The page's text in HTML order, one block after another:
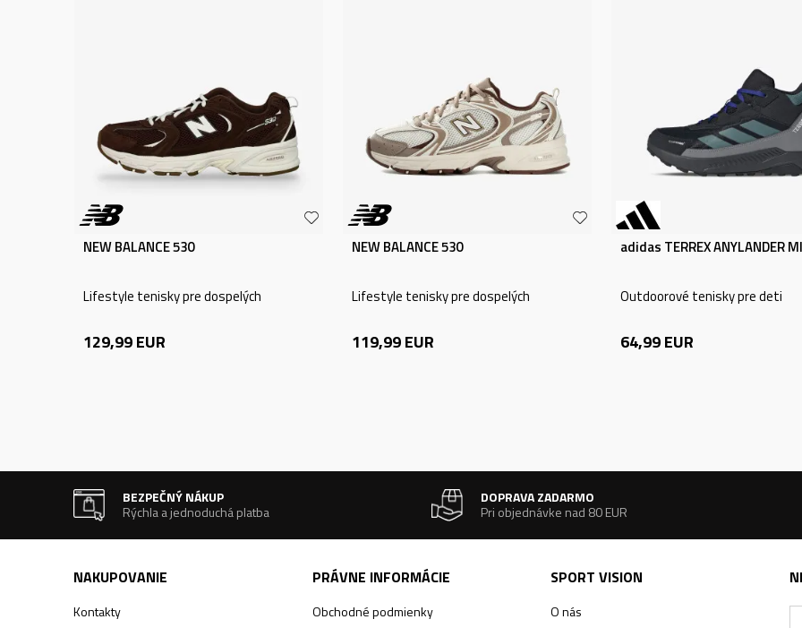
NEW BALANCE 530
Lifestyle tenisky pre dospelých
129,99EUR
NEW BALANCE 530
Lifestyle tenisky pre dospelých
119,99EUR
adidas TERREX ANYLANDER
Outdoorové tenisky pre deti
64,99EUR
BEZPEČNÝ NÁKUP
Rýchla a jednoduchá platba
DOPRAVA ZADARMO
Pri objednávke nad 80 EUR
NAKUPOVANIE
Kontakty
PRÁVNE INFORMÁCIE
Obchodné podmienky
SPORT VISION
O nás